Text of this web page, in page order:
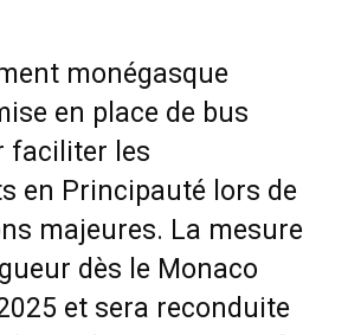
monégasque
en place de bus
faciliter les
en Principauté lors de
majeures. La mesure
dès le Monaco
et sera reconduite